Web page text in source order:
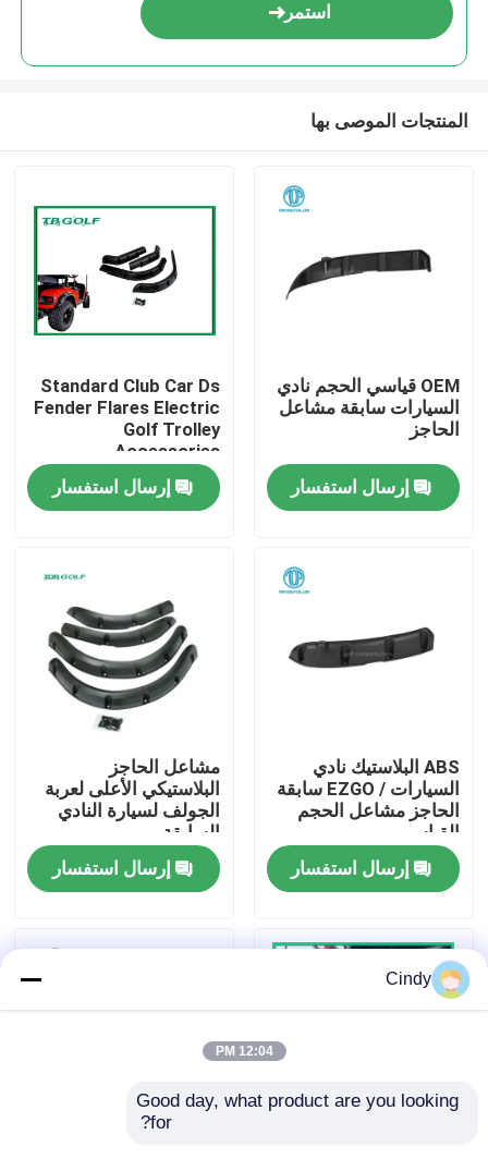
معلومات عنا
مراقبة الجودة
اتصل بنا
أخبار
مرايا جانبية لعربة الجولف
استمر
المنتجات الموصى بها
OEM قياسي الحجم نادي
السيارات سابقة مشاعل
الحاجز
إرسال استفسار
Standard Club Car Ds
Fender Flares Electric
Golf Trolley
Accessories
إرسال استفسار
ABS البلاستيك نادي
السيارات / EZGO سابقة
الحاجز مشاعل الحجم
القياسي
إرسال استفسار
مشاعل الحاجز
البلاستيكي الأعلى لعربة
الجولف لسيارة النادي
السابقة
إرسال استفسار
Cindy
12:04 PM
Good day, what product are you looking
for?